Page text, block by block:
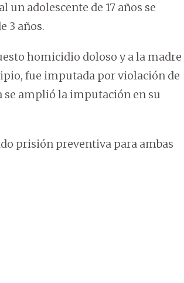
adolescente de 17 años se
3 años.
homicidio doloso y a la madre
fue imputada por violación de
se amplió la imputación en su
prisión preventiva para ambas